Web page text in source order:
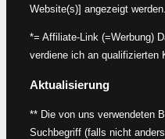
Website(s)] angezeigt werden.
*= Affiliate-Link (=Werbung)
verdiene ich an qualifizierten
Aktualisierung
** Die von uns verwendeten
Suchbegriff (falls nicht